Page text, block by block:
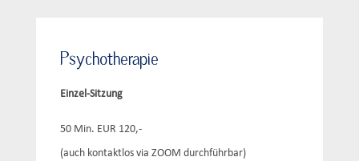
Psychotherapie
Einzel-Sitzung
50 Min. EUR 120,-
(auch kontaktlos via ZOOM durchführbar)